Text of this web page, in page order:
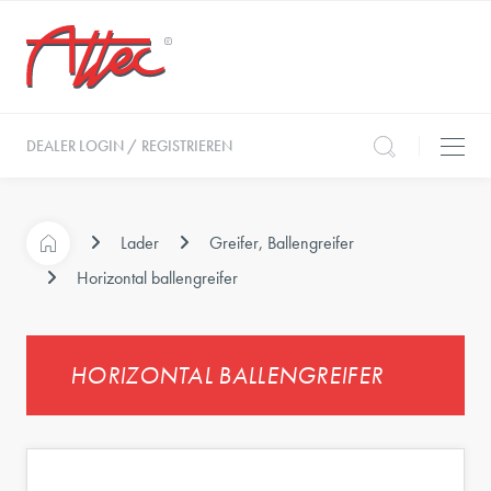
DEALER LOGIN / REGISTRIEREN
Lader
Greifer, Ballengreifer
Horizontal ballengreifer
HORIZONTAL BALLENGREIFER